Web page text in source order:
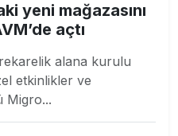
yeni mağazasını
açtı
alana kurulu
etkinlikler ve
Migro...